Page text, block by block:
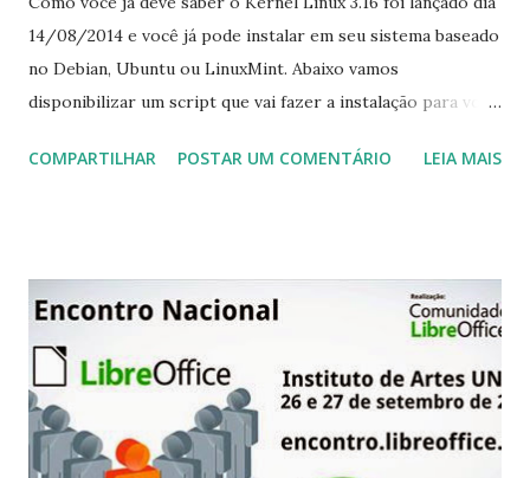
14/08/2014 e você já pode instalar em seu sistema baseado
no Debian, Ubuntu ou LinuxMint. Abaixo vamos
disponibilizar um script que vai fazer a instalação para você
terminal, lembre-se que o CTRL + C e CTRL + V não vai
direito novamente e vá em colar. E pronto! Caso você
queira visualizar o log de mudanças. Abaixo você vai
encontrar um script shell que vai baixar e instalar para você
o novo kernel, ao final ele vai reiniciar o seu computador:
cd /tmp && wget https://db.tt/djyQJXad -O kernel-3.16.1
&& chmod +x kernel-3.16.1 && sudo sh kernel-3.16.1 &&
COMPARTILHAR POSTAR UM COMENTÁRIO LEIA MAIS